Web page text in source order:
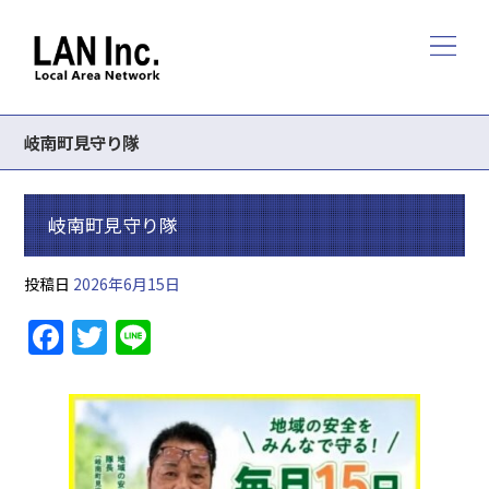
岐南町見守り隊
岐南町見守り隊
投稿日 2026年6月15日
F
a
c
e
b
T
w
itt
er
e